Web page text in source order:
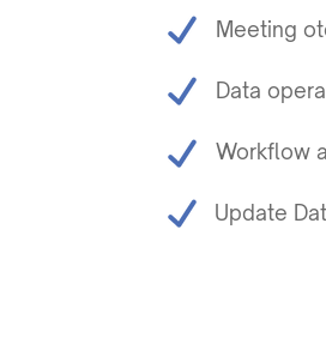
Meeting
Data
Workflow
Update